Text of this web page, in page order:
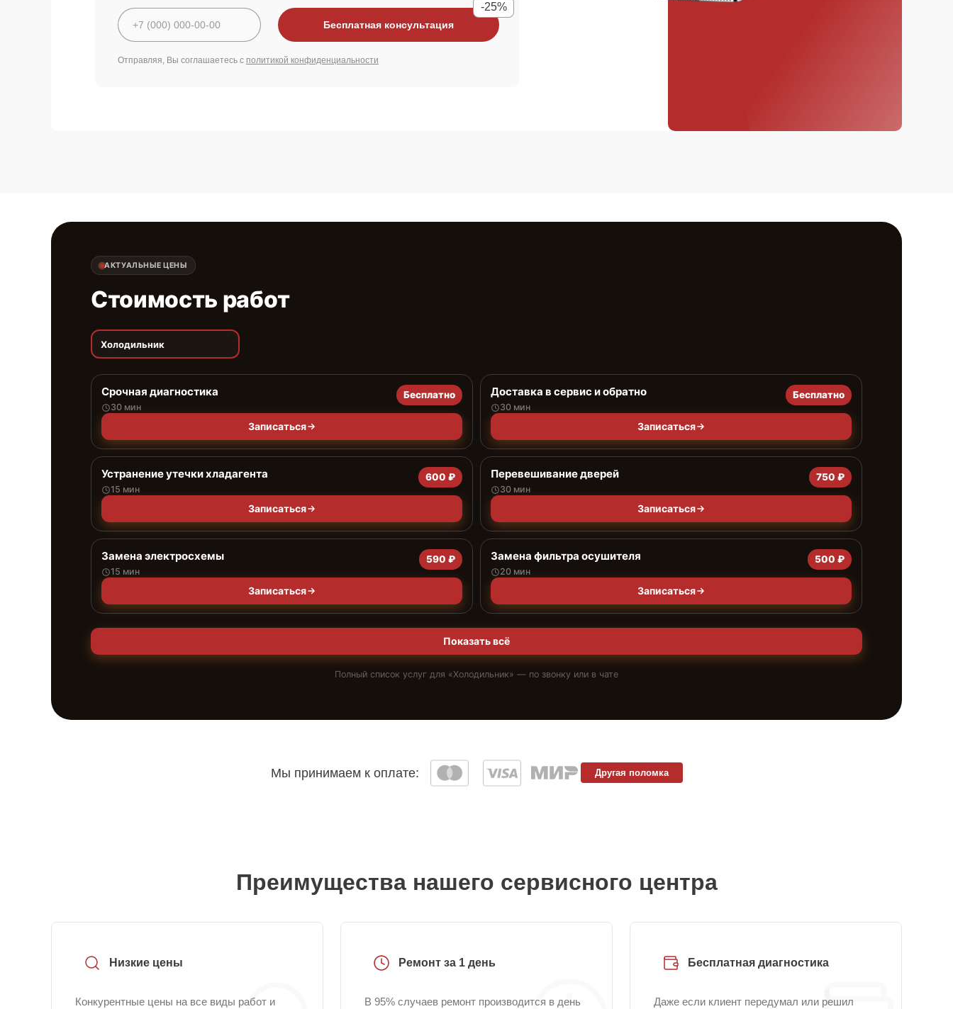
Бесплатная консультация
-25%
Отправляя, Вы соглашаетесь с политикой конфиденциальности
АКТУАЛЬНЫЕ ЦЕНЫ
Стоимость работ
Холодильник
Срочная диагностика
30 мин
Бесплатно
Записаться
Доставка в сервис и обратно
30 мин
Бесплатно
Записаться
Устранение утечки хладагента
15 мин
600 ₽
Записаться
Перевешивание дверей
30 мин
750 ₽
Записаться
Замена электросхемы
15 мин
590 ₽
Записаться
Замена фильтра осушителя
20 мин
500 ₽
Записаться
Показать всё
Полный список услуг для «Холодильник» — по звонку или в чате
Мы принимаем к оплате: Другая поломка
Преимущества нашего сервисного центра
Низкие цены
Конкурентные цены на все виды работ и
Ремонт за 1 день
В 95% случаев ремонт производится в день
Бесплатная диагностика
Даже если клиент передумал или решил